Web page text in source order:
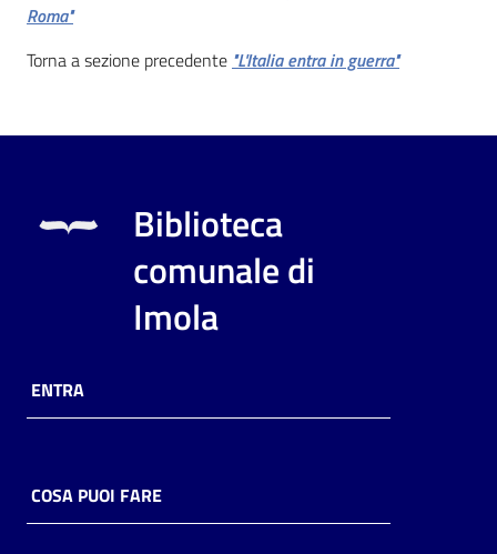
Roma"
Torna a sezione precedente "L'Italia entra in guerra"
Biblioteca
comunale di
Imola
ENTRA
COSA PUOI FARE